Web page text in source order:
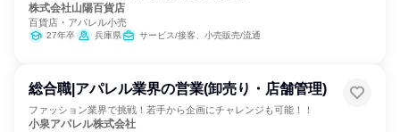
株式会社山陽百貨店
百貨店・アパレル小売
27年卒 兵庫県 サービス/接客、小売販売/流通
総合職|アパレル業界の営業(卸売り・店舗管理)
ファッション業界で挑戦！若手から企画にチャレンジも可能！！
小泉アパレル株式会社